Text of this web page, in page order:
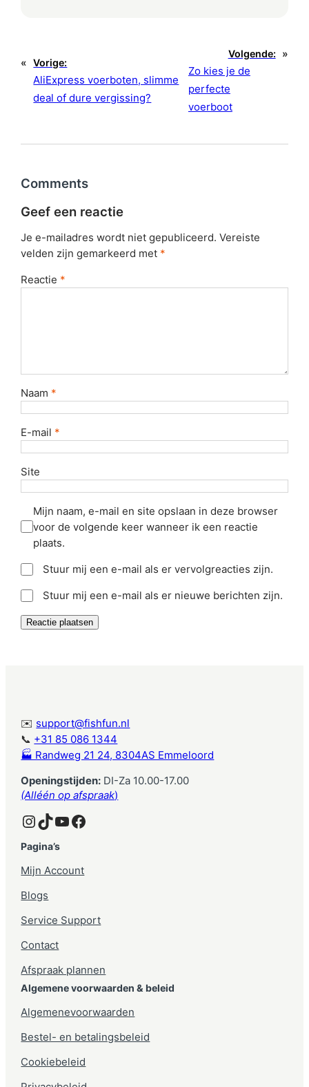
« Vorige:
AliExpress voerboten, slimme
deal of dure vergissing?
Volgende:
Zo kies je de
perfecte
voerboot
»
Comments
Geef een reactie
Je e-mailadres wordt niet gepubliceerd. Vereiste
velden zijn gemarkeerd met *
Reactie *
Naam *
E-mail *
Site
Mijn naam, e-mail en site opslaan in deze browser
voor de volgende keer wanneer ik een reactie
plaats.
Stuur mij een e-mail als er vervolgreacties zijn.
Stuur mij een e-mail als er nieuwe berichten zijn.
✉️ support@fishfun.nl
📞 +31 85 086 1344
🏭 Randweg 21 24, 8304AS Emmeloord
Openingstijden: DI-Za 10.00-17.00
(Alléén op afspraak)
InstagramTikTok YouTube Facebook
Pagina’s
Mijn Account
Blogs
Service Support
Contact
Afspraak plannen
Algemene voorwaarden & beleid
Algemenevoorwaarden
Bestel- en betalingsbeleid
Cookiebeleid